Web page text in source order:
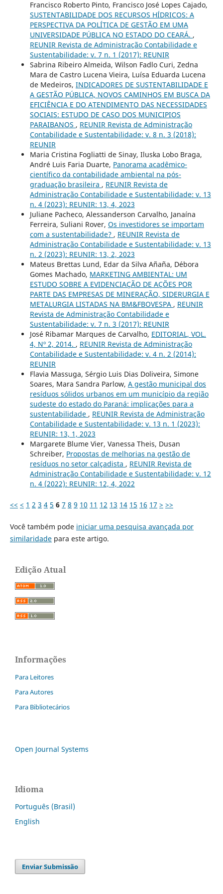
Francisco Roberto Pinto, Francisco José Lopes Cajado,
SUSTENTABILIDADE DOS RECURSOS HÍDRICOS: A
PERSPECTIVA DA POLÍTICA DE GESTÃO EM UMA
UNIVERSIDADE PÚBLICA NO ESTADO DO CEARÁ. ,
REUNIR Revista de Administração Contabilidade e
Sustentabilidade: v. 7 n. 1 (2017): REUNIR
Sabrina Ribeiro Almeida, Wilson Fadlo Curi, Zedna
Mara de Castro Lucena Vieira, Luísa Eduarda Lucena
de Medeiros, INDICADORES DE SUSTENTABILIDADE E
A GESTÃO PÚBLICA, NOVOS CAMINHOS EM BUSCA DA
EFICIÊNCIA E DO ATENDIMENTO DAS NECESSIDADES
SOCIAIS: ESTUDO DE CASO DOS MUNICIPIOS
PARAIBANOS , REUNIR Revista de Administração
Contabilidade e Sustentabilidade: v. 8 n. 3 (2018):
REUNIR
Maria Cristina Fogliatti de Sinay, Iluska Lobo Braga,
André Luis Faria Duarte, Panorama acadêmico-
científico da contabilidade ambiental na pós-
graduação brasileira , REUNIR Revista de
Administração Contabilidade e Sustentabilidade: v. 13
n. 4 (2023): REUNIR: 13, 4, 2023
Juliane Pacheco, Alessanderson Carvalho, Janaína
Ferreira, Suliani Rover, Os investidores se importam
com a sustentabilidade? , REUNIR Revista de
Administração Contabilidade e Sustentabilidade: v. 13
n. 2 (2023): REUNIR: 13, 2, 2023
Mateus Brettas Lund, Edar da Silva Añaña, Débora
Gomes Machado, MARKETING AMBIENTAL: UM
ESTUDO SOBRE A EVIDENCIAÇÃO DE AÇÕES POR
PARTE DAS EMPRESAS DE MINERAÇÃO, SIDERURGIA E
METALURGIA LISTADAS NA BM&FBOVESPA , REUNIR
Revista de Administração Contabilidade e
Sustentabilidade: v. 7 n. 3 (2017): REUNIR
José Ribamar Marques de Carvalho, EDITORIAL, VOL.
4, Nº 2, 2014. , REUNIR Revista de Administração
Contabilidade e Sustentabilidade: v. 4 n. 2 (2014):
REUNIR
Flavia Massuga, Sérgio Luis Dias Doliveira, Simone
Soares, Mara Sandra Parlow, A gestão municipal dos
resíduos sólidos urbanos em um município da região
sudeste do estado do Paraná: implicações para a
sustentabilidade , REUNIR Revista de Administração
Contabilidade e Sustentabilidade: v. 13 n. 1 (2023):
REUNIR: 13, 1, 2023
Margarete Blume Vier, Vanessa Theis, Dusan
Schreiber, Propostas de melhorias na gestão de
resíduos no setor calçadista , REUNIR Revista de
Administração Contabilidade e Sustentabilidade: v. 12
n. 4 (2022): REUNIR: 12, 4, 2022
<< < 1 2 3 4 5 6 7 8 9 10 11 12 13 14 15 16 17 > >>
Você também pode iniciar uma pesquisa avançada por
similaridadepara este artigo.
Edição Atual
Informações
Para Leitores
Para Autores
Para Bibliotecários
Open Journal Systems
Idioma
Português (Brasil)
English
Enviar Submissão